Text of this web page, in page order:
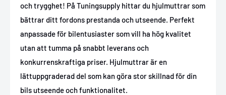
och trygghet! På Tuningsupply hittar du hjulmuttrar som
bättrar ditt fordons prestanda och utseende. Perfekt
anpassade för bilentusiaster som vill ha hög kvalitet
utan att tumma på snabbt leverans och
konkurrenskraftiga priser. Hjulmuttrar är en
lättuppgraderad del som kan göra stor skillnad för din
bils utseende och funktionalitet.